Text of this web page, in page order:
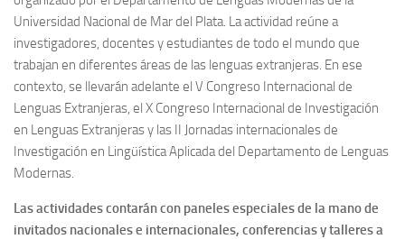
Universidad Nacional de Mar del Plata. La actividad reúne a
investigadores, docentes y estudiantes de todo el mundo que
trabajan en diferentes áreas de las lenguas extranjeras. En ese
contexto, se llevarán adelante el V Congreso Internacional de
Lenguas Extranjeras, el X Congreso Internacional de Investigación
en Lenguas Extranjeras y las II Jornadas internacionales de
Investigación en Lingüística Aplicada del Departamento de Lenguas
Modernas.
Las actividades contarán con paneles especiales de la mano de
invitados nacionales e internacionales, conferencias y talleres a